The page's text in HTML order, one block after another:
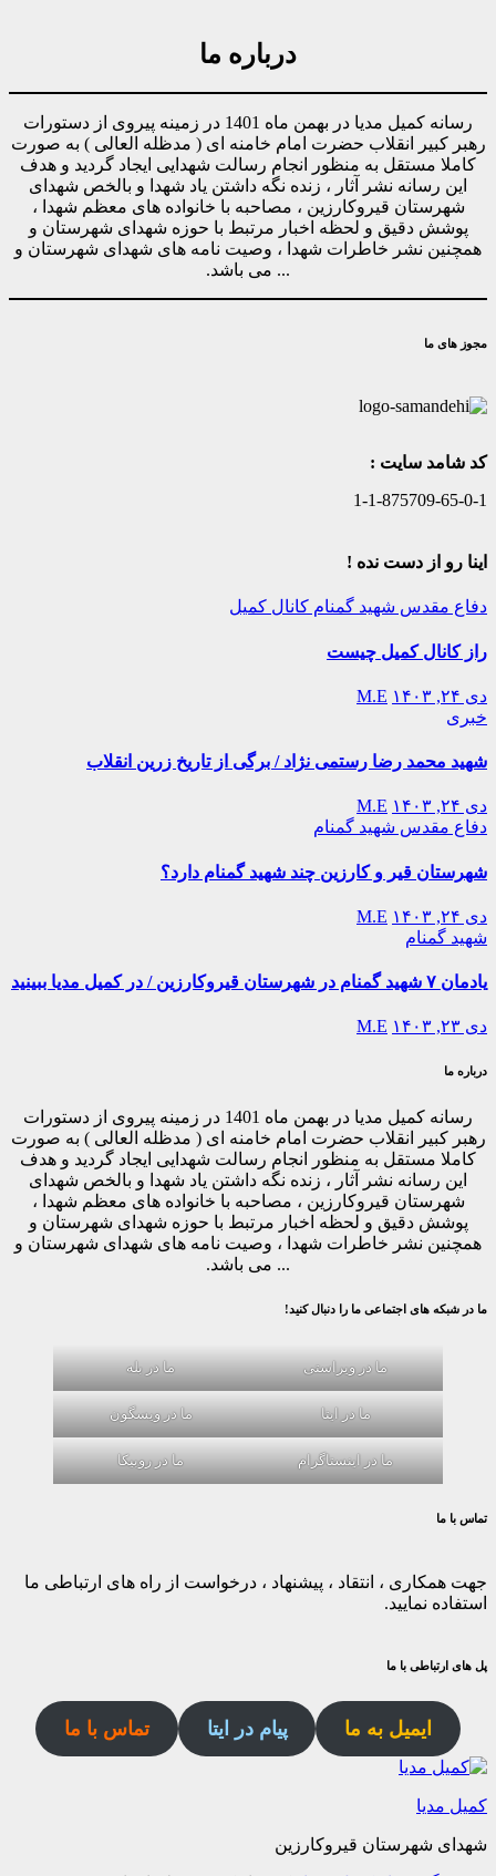
درباره ما
رسانه کمیل مدیا در بهمن ماه 1401 در زمینه پیروی از دستورات
رهبر کبیر انقلاب حضرت امام خامنه ای ( مدظله العالی ) به صورت
کاملا مستقل به منظور انجام رسالت شهدایی ایجاد گردید و هدف
این رسانه نشر آثار ، زنده نگه داشتن یاد شهدا و بالخص شهدای
شهرستان قیروکارزین ، مصاحبه با خانواده های معظم شهدا ،
پوشش دقیق و لحظه اخبار مرتبط با حوزه شهدای شهرستان و
همچنین نشر خاطرات شهدا ، وصیت نامه های شهدای شهرستان و
... می باشد.
مجوز های ما
کد شامد سایت :
1-1-875709-65-0-1
اینا رو از دست نده !
دفاع مقدس شهید گمنام کانال کمیل
راز کانال کمیل چیست
دی ۲۴, ۱۴۰۳
M.E
خبری
شهید محمد رضا رستمی نژاد / برگی از تاریخ زرین انقلاب
دی ۲۴, ۱۴۰۳
M.E
دفاع مقدس شهید گمنام
شهرستان قیر و کارزین چند شهید گمنام دارد؟
دی ۲۴, ۱۴۰۳
M.E
شهید گمنام
یادمان ۷ شهید گمنام در شهرستان قیروکارزین / در کمیل مدیا ببینید
دی ۲۳, ۱۴۰۳ M.E
درباره ما
رسانه کمیل مدیا در بهمن ماه 1401 در زمینه پیروی از دستورات
رهبر کبیر انقلاب حضرت امام خامنه ای ( مدظله العالی ) به صورت
کاملا مستقل به منظور انجام رسالت شهدایی ایجاد گردید و هدف
این رسانه نشر آثار ، زنده نگه داشتن یاد شهدا و بالخص شهدای
شهرستان قیروکارزین ، مصاحبه با خانواده های معظم شهدا ،
پوشش دقیق و لحظه اخبار مرتبط با حوزه شهدای شهرستان و
همچنین نشر خاطرات شهدا ، وصیت نامه های شهدای شهرستان و
... می باشد.
ما در شبکه های اجتماعی ما را دنبال کنید!
ما در ویراستی ما در بله
ما در ایتا ما در ویسگون
ما در اینستاگرام ما در روبیکا
تماس با ما
جهت همکاری ، انتقاد ، پیشنهاد ، درخواست از راه های ارتباطی ما
استفاده نمایید.
پل های ارتباطی با ما
ایمیل به ما پیام در ایتا تماس با ما
کمیل مدیا
شهدای شهرستان قیروکارزین